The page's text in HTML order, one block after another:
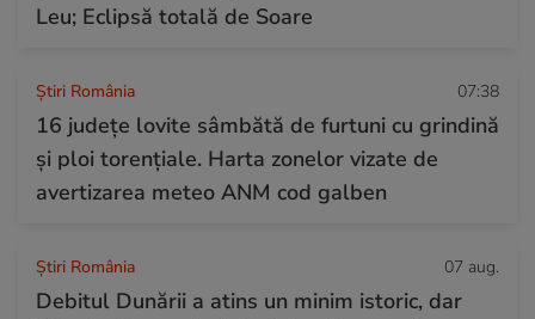
Leu; Eclipsă totală de Soare
Știri România 07:38
16 județe lovite sâmbătă de furtuni cu grindină
și ploi torențiale. Harta zonelor vizate de
avertizarea meteo ANM cod galben
Știri România 07 aug.
Debitul Dunării a atins un minim istoric, dar